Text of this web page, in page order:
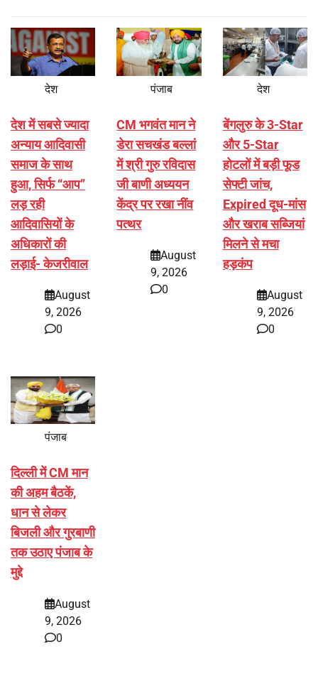
देश
देश में सबसे ज्यादा
अन्याय आदिवासी
समाज के साथ
हुआ, सिर्फ ‘‘आप’’
लड़ रही
आदिवासियों के
अधिकारों की
लड़ाई- केजरीवाल
August
9, 2026
0
पंजाब
CM भगवंत मान ने
डेरा सचखंड बल्लां
में श्री गुरु रविदास
जी बाणी अध्ययन
केंद्र पर रखा नींव
पत्थर
August
9, 2026
0
देश
बेंगलुरु के 3-Star
और 5-Star
होटलों में बड़ी फूड
सेफ्टी जांच,
Expired दूध-मांस
और खराब सब्जियां
मिलने से मचा
हड़कंप
August
9, 2026
0
पंजाब
दिल्ली में CM मान
की अहम बैठकें,
धान से लेकर
बिजली और गुरबाणी
तक उठाए पंजाब के
मुद्दे
August
9, 2026
0